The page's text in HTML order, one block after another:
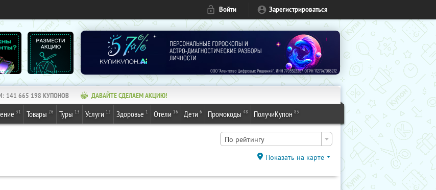
Войти Зарегистрироваться
141 665 198 КУПОНОВ ДАВАЙТЕ СДЕЛАЕМ АКЦИЮ!
31 Товары 26 Туры 13 Услуги 12 Здоровье 1 Отели 16 Дети 6 Промокоды 48 ПолучиКупон 83
По рейтингу
Показать на карте